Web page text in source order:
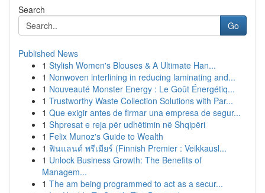
Search
Go
Published News
1 Stylish Women's Blouses & A Ultimate Han...
1 Nonwoven interlining in reducing laminating and...
1 Nouveauté Monster Energy : Le Goût Énergétiq...
1 Trustworthy Waste Collection Solutions with Par...
1 Que exigir antes de firmar una empresa de segur...
1 Shpresat e reja për udhëtimin në Shqipëri
1 Felix Munoz's Guide to Wealth
1 ฟินแลนด์ พรีเมียร์ (Finnish Premier : Veikkausl...
1 Unlock Business Growth: The Benefits of
Managem...
1 The am being programmed to act as a secur...